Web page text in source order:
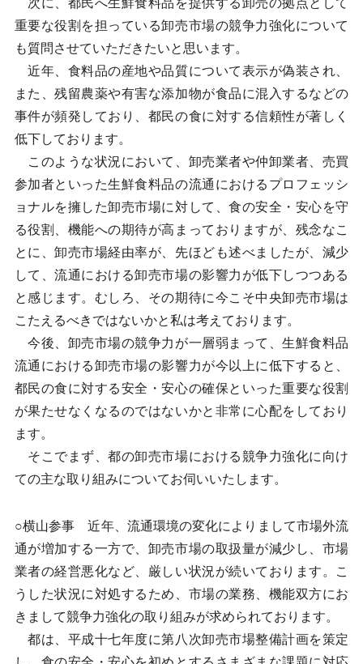
次に、都民へ生鮮食料品を提供する卸売の拠点として
重要な役割を担っている卸売市場の競争力強化について
も質問させていただきたいと思います。
近年、食料品の産地や品質について表示が偽装され、
また、残留農薬や有害な添加物が食品に混入するなどの
事件が頻発しており、都民の食に対する信頼性が著しく
低下しております。
このような状況において、卸売業者や仲卸業者、売買
参加者といった生鮮食料品の流通におけるプロフェッシ
ョナルを擁した卸売市場に対して、食の安全・安心を守
る役割、機能への期待が高まっておりますが、残念なこ
とに、卸売市場経由率が、先ほども述べましたが、減少
して、流通における卸売市場の影響力が低下しつつある
と感じます。むしろ、その期待に今こそ中央卸売市場は
こたえるべきではないかと私は考えております。
今後、卸売市場の競争力が一層弱まって、生鮮食料品
流通における卸売市場の影響力が今以上に低下すると、
都民の食に対する安全・安心の確保といった重要な役割
が果たせなくなるのではないかと非常に心配をしており
ます。
そこでまず、都の卸売市場における競争力強化に向け
ての主な取り組みについてお伺いいたします。
○横山参事 近年、流通環境の変化によりまして市場外流
通が増加する一方で、卸売市場の取扱量が減少し、市場
業者の経営悪化など、厳しい状況が続いております。こ
うした状況に対処するため、市場の業務、機能双方にお
きまして競争力強化の取り組みが求められております。
都は、平成十七年度に第八次卸売市場整備計画を策定